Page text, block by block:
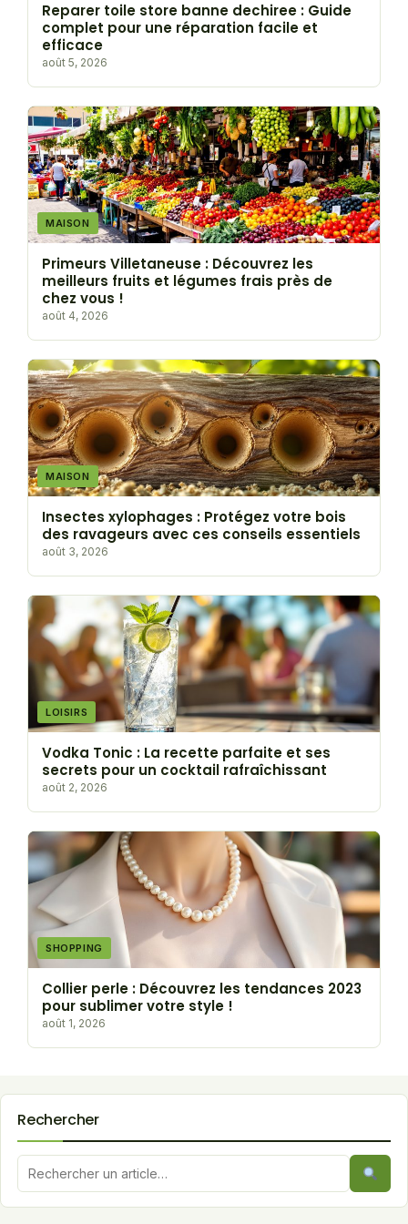
Reparer toile store banne dechiree : Guide
complet pour une réparation facile et
efficace
août 5, 2026
MAISON
Primeurs Villetaneuse : Découvrez les
meilleurs fruits et légumes frais près de
chez vous !
août 4, 2026
MAISON
Insectes xylophages : Protégez votre bois
des ravageurs avec ces conseils essentiels
août 3, 2026
LOISIRS
Vodka Tonic : La recette parfaite et ses
secrets pour un cocktail rafraîchissant
août 2, 2026
SHOPPING
Collier perle : Découvrez les tendances 2023
pour sublimer votre style !
août 1, 2026
Rechercher